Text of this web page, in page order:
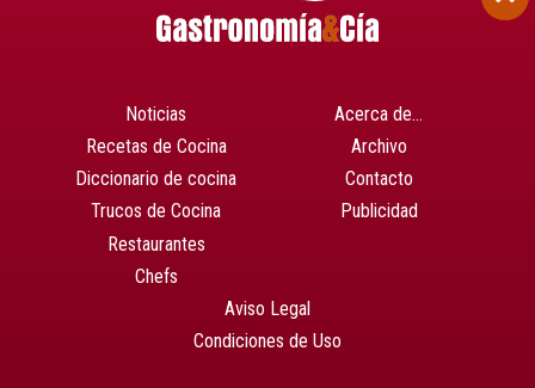
Noticias
Recetas de Cocina
Diccionario de cocina
Trucos de Cocina
Restaurantes
Chefs
Acerca de…
Archivo
Contacto
Publicidad
Aviso Legal
Condiciones de Uso